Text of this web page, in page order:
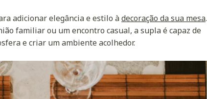
adicionar elegância e estilo àdecoração da sua mesa.
familiar ou um encontro casual, a supla é capaz de
e criar um ambiente acolhedor.